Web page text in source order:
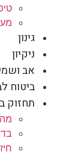
גינון
ניקיון
אב
ביטוח
תחזוק